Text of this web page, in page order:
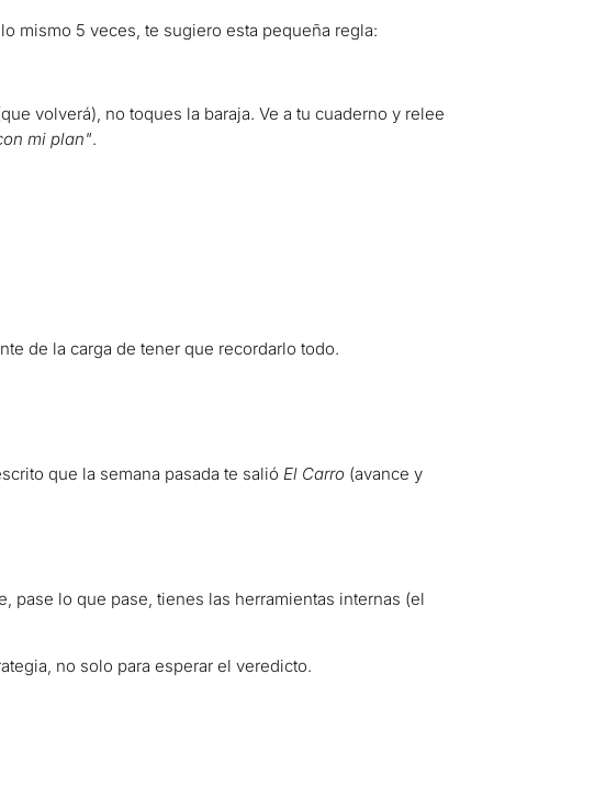
mismo 5 veces, te sugiero esta pequeña regla:
volverá), no toques la baraja. Ve a tu cuaderno y relee
mi plan".
de la carga de tener que recordarlo todo.
que la semana pasada te salió El Carro (avance y
pase lo que pase, tienes las herramientas internas (el
no solo para esperar el veredicto.